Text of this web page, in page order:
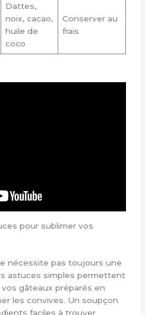
Dattes,
noix, cacao,
huile de
coco
Conserver au
frais
pour sublimer vos
nécessite pas toujours une
astuces simples permettent
gâteaux préparés en
les convives. Un soupçon
faciles à trouver